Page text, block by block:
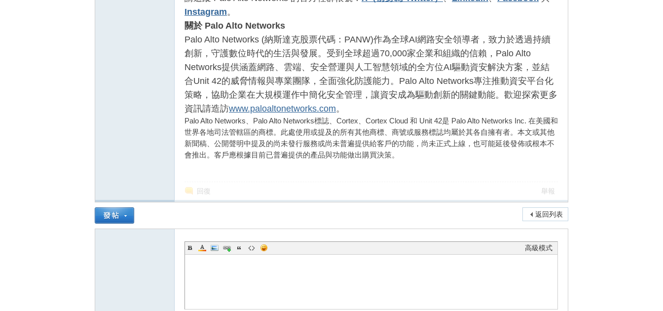
Instagram。
關於Palo Alto Networks
Palo Alto Networks (納斯達克股票代碼：PANW)作為全球AI網路安全領導者，致力於透過持續
創新，守護數位時代的生活與發展。受到全球超過70,000家企業和組織的信賴，Palo Alto
Networks提供涵蓋網路、雲端、安全營運與人工智慧領域的全方位AI驅動資安解決方案，並結
合Unit 42的威脅情報與專業團隊，全面強化防護能力。Palo Alto Networks專注推動資安平台化
策略，協助企業在大規模運作中簡化安全管理，讓資安成為驅動創新的關鍵動能。歡迎探索更多
資訊請造訪www.paloaltonetworks.com。
Palo Alto Networks Palo Alto Networks標誌 Cortex Cortex Cloud 和 Unit 42是 Palo Alto Networks Inc. 在美國和
世界各地司法管轄區的商標。此處使用或提及的所有其他商標、商號或服務標誌均屬於其各自擁有者。本文或其他
新聞稿、公開聲明中提及的尚未發行服務或尚未普遍提供給客戶的功能，尚未正式上線，也可能延後發佈或根本不
會推出。客戶應根據目前已普遍提供的產品與功能做出購買決策。
回復 舉報
返回列表
高級模式